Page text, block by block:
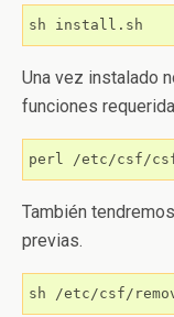
sh install.sh
Una vez instalado
funciones
perl /etc/csf/
También
previas.
sh /etc/csf/